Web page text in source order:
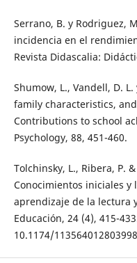
Serrano, B. y Rodriguez,
incidencia en el
Revista Didascalia:
Shumow, L., Vandell, D.
family characteristics,
Contributions to school
Psychology, 88, 451-460.
Tolchinsky, L., Ribera, P.
Conocimientos iniciales y
aprendizaje de la lectura
Educación, 24 (4), 415-
10.1174/